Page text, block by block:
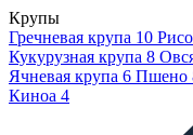
Крупы
Гречневая крупа 10
Кукурузная крупа 8
Ячневая крупа 6 Пшено
Киноа 4